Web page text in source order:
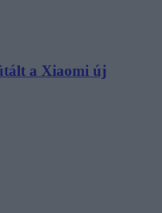
a Xiaomi új